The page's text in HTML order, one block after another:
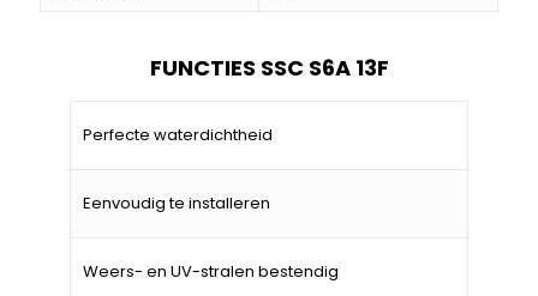
FUNCTIES SSC S6A 13F
Perfecte waterdichtheid
Eenvoudig te installeren
Weers- en UV-stralen bestendig